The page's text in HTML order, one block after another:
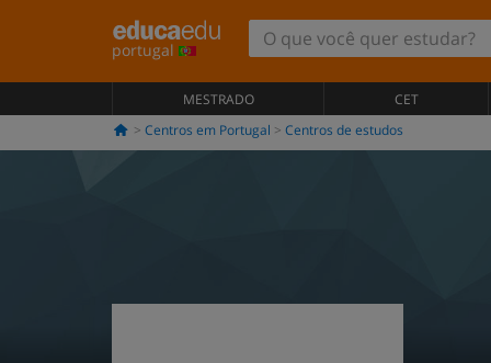
portugal
MESTRADO
CET
Centros em Portugal
Centros de estudos